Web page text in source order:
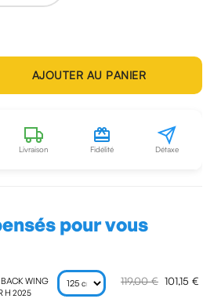
AJOUTER AU PANIER
Livraison Fidélité Détaxe
pour vous
WING
H 2025
119,00 € 101,15 €